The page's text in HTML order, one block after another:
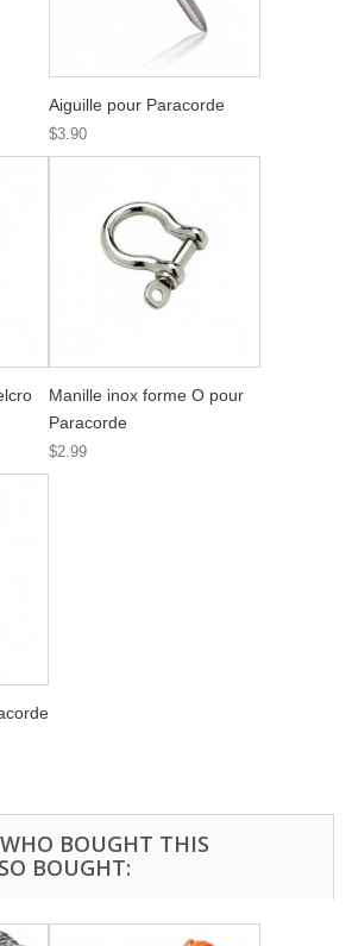
Aiguille pour Paracorde
$3.90
Manille inox forme O pour
Paracorde
$2.99
BOUGHT THIS
BOUGHT: